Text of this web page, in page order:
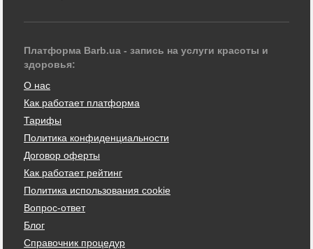
Платформа Barb.ua - запись на услуги красоты и
здоровья:
О нас
Как работает платформа
Тарифы
Политика конфиденциальности
Договор оферты
Как работает рейтинг
Политика использования cookie
Вопрос-ответ
Блог
Справочник процедур